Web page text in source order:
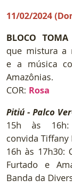
11/02/2024
BLOCO
que mistura a
e a música
Amazônias.
COR: Rosa
Pitiú - Palco
15h às 16h:
convida Tiffany
16h às 17h30:
Furtado e
Banda da